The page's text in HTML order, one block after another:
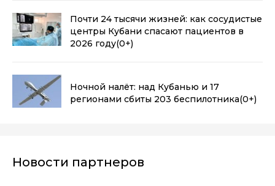
Почти 24 тысячи жизней: как сосудистые
центры Кубани спасают пациентов в
2026 году(0+)
Ночной налёт: над Кубанью и 17
регионами сбиты 203 беспилотника(0+)
Новости партнеров